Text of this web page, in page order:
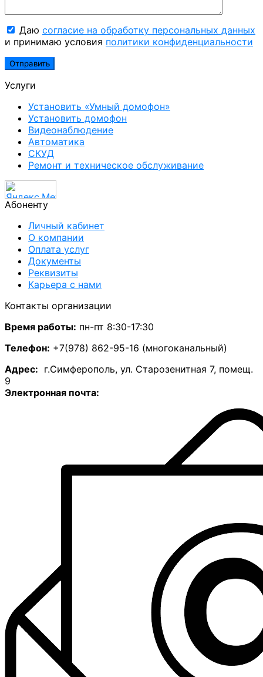
Даю согласие на обработку персональных данных
и принимаю условия политики конфиденциальности
Услуги
Установить «Умный домофон»
Установить домофон
Видеонаблюдение
Автоматика
СКУД
Ремонт и техническое обслуживание
Абоненту
Личный кабинет
О компании
Оплата услуг
Документы
Реквизиты
Карьера с нами
Контакты организации
Время работы: пн-пт 8:30-17:30
Телефон: +7(978) 862-95-16 (многоканальный)
Адрес: г.Симферополь, ул. Старозенитная 7, помещ.
9
Электронная почта: